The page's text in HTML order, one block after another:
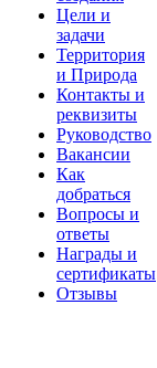
Цели и
задачи
Территория
и Природа
Контакты и
реквизиты
Руководство
Вакансии
Как
добраться
Вопросы и
ответы
Награды и
сертификаты
Отзывы